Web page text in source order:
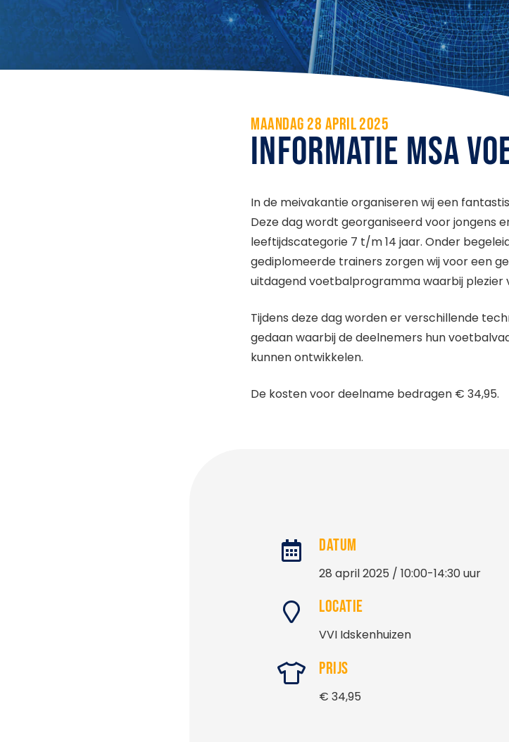
MAANDAG 28 APRIL 2025
INFORMATIE MSA
In de meivakantie organiseren wij een
Deze dag wordt georganiseerd voor jongens
leeftijdscategorie 7 t/m 14 jaar. Onder
gediplomeerde trainers zorgen wij voor een
uitdagend voetbalprogramma waarbij plezier
Tijdens deze dag worden er verschillende
gedaan waarbij de deelnemers hun
kunnen ontwikkelen.
De kosten voor deelname bedragen € 34,95.
DATUM
28 april 2025 / 10:00-14:30 uur
LOCATIE
VVI Idskenhuizen
PRIJS
€ 34,95